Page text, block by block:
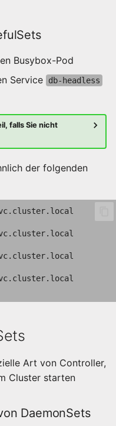
Busybox-Pod
Service db-headless
falls Sie nicht
der folgenden
Art von Controller,
Cluster starten
DaemonSets